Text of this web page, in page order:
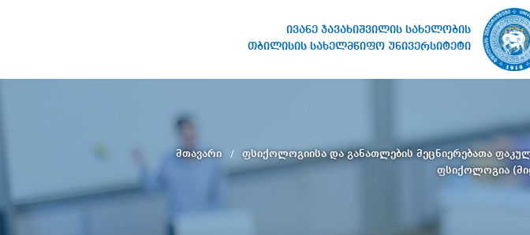
ივანე ჯავახიშვილის სახელობის
თბილისის სახელმწიფო უნივერსიტეტი
სახელობის თბილისის
მთავარი ფსიქოლოგიისა და განათლების მეცნიერებათა
ფსიქოლოგია